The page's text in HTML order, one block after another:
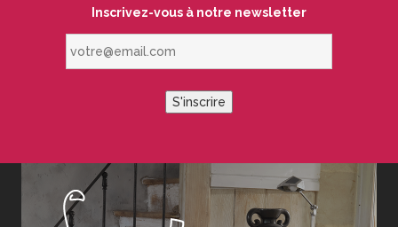
Inscrivez-vous à notre newsletter
S'inscrire